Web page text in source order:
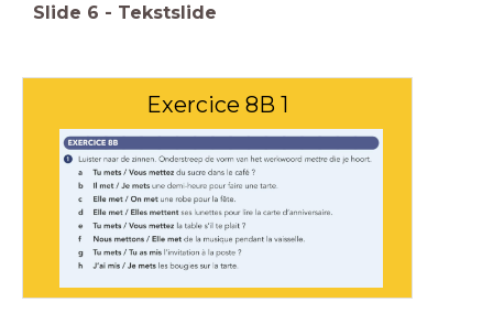
Slide 6 - Tekstslide
Exercice 8B 1